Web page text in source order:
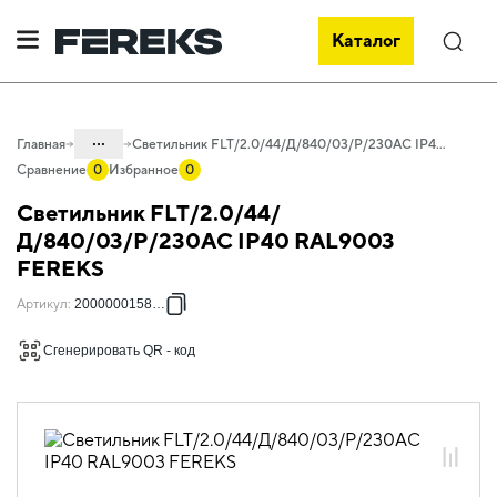
Каталог Поиск
Главная ...
Проектное освещение FEREKS
Светильники для внутреннего
FLT 2.0
Светильник FLT/2.0/44/Д/840/03/P/230AC IP40 RAL9003 FEREKS
Сравнение 0 Избранное 0
Светильник FLT/2.0/44/
Д/840/03/P/230AC IP40 RAL9003
FEREKS
Артикул: 2000000158259
Сгенерировать QR - код